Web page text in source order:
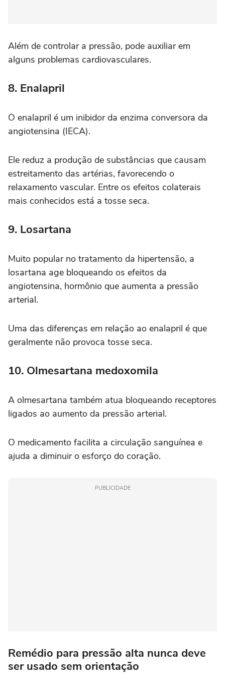
Além de controlar a pressão, pode auxiliar em
alguns problemas cardiovasculares.
8. Enalapril
O enalapril é um inibidor da enzima conversora da
angiotensina (IECA).
Ele reduz a produção de substâncias que causam
estreitamento das artérias, favorecendo o
relaxamento vascular. Entre os efeitos colaterais
mais conhecidos está a tosse seca.
9. Losartana
Muito popular no tratamento da hipertensão, a
losartana age bloqueando os efeitos da
angiotensina, hormônio que aumenta a pressão
arterial.
Uma das diferenças em relação ao enalapril é que
geralmente não provoca tosse seca.
10. Olmesartana medoxomila
A olmesartana também atua bloqueando receptores
ligados ao aumento da pressão arterial.
O medicamento facilita a circulação sanguínea e
ajuda a diminuir o esforço do coração.
PUBLICIDADE
Remédio para pressão alta nunca deve
ser usado sem orientação